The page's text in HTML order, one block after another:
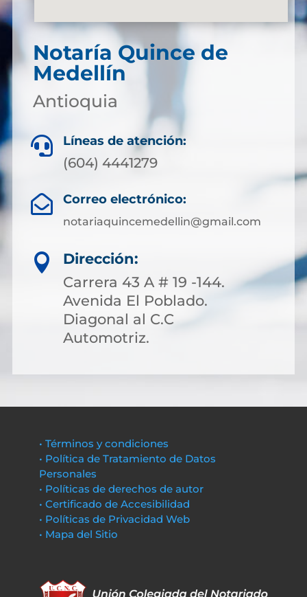
Notaría Quince de
Medellín
Antioquia
 Líneas de atención:
(604) 4441279
 Correo electrónico:
notariaquincemedellin@gmail.com

Dirección:
Carrera 43 A # 19 -144.
Avenida El Poblado.
Diagonal al C.C
Automotriz.
• Términos y condiciones
• Política de Tratamiento de Datos
Personales
• Políticas de derechos de autor
• Certificado de Accesibilidad
• Políticas de Privacidad Web
• Mapa del Sitio